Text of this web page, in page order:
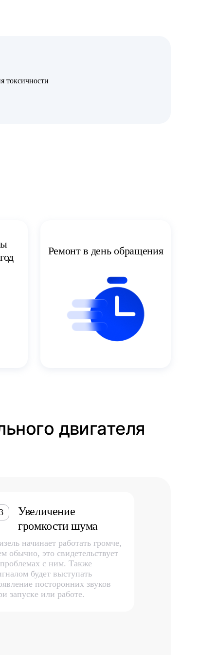
токсичности
Ремонт в день обращения
двигателя
Увеличение
громкости шума
начинает работать громче,
обычно, это свидетельствует
с ним. Также
будет выступать
посторонних звуков
запуске или работе.